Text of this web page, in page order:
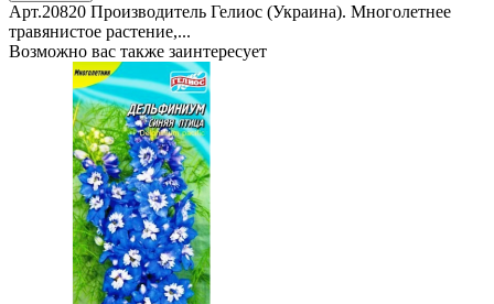
Арт.20820 Производитель Гелиос (Украина). Многолетнее
травянистое растение,...
Возможно вас также заинтересует